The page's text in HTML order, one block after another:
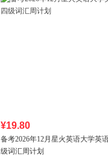
¥19.80
备考2026年12月星火英语大学英
级词汇周计划